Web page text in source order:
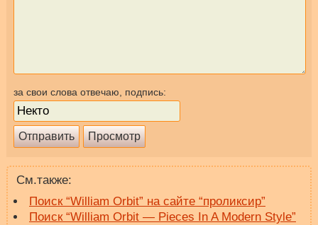
за свои слова отвечаю, подпись:
См.также:
Поиск “William Orbit” на сайте “проликсир”
Поиск “William Orbit — Pieces In A Modern Style”